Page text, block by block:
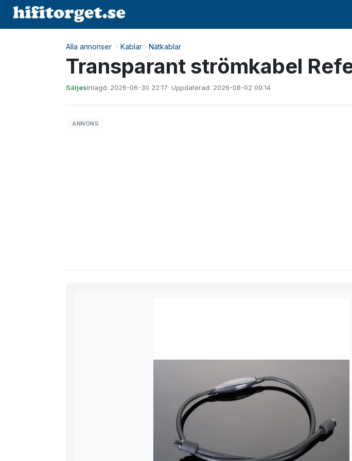
Alla annonser › Kablar › Nätkablar
Transparant strömkabel
SäljesInlagd: 2026-06-30 22:17· Uppdaterad: 2026-08-02 09:14